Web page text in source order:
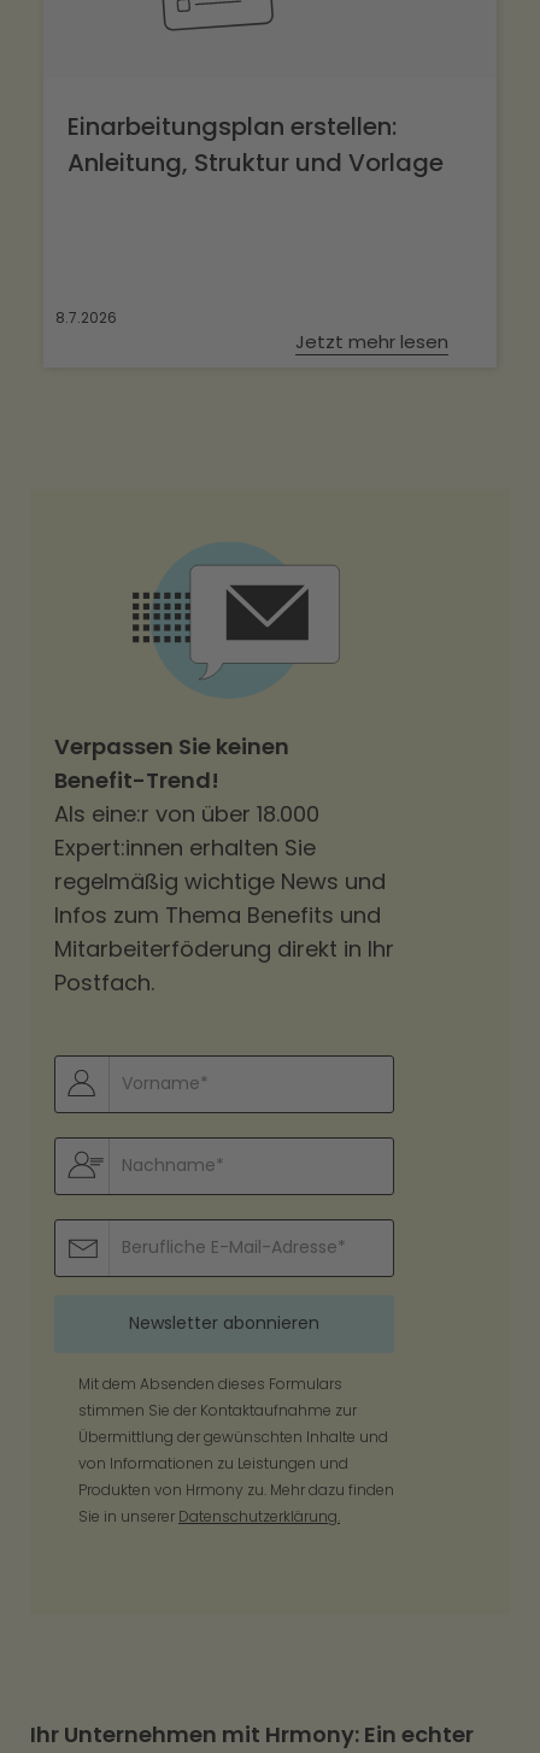
Einarbeitungsplan erstellen:
Anleitung, Struktur und Vorlage
8.7.2026
Jetzt mehr lesen
Verpassen Sie keinen
Benefit-Trend!
Als eine:r von über 18.000
Expert:innen erhalten Sie
regelmäßig wichtige News und
Infos zum Thema Benefits und
Mitarbeiterföderung direkt in Ihr
Postfach.
Mit dem Absenden dieses Formulars
stimmen Sie der Kontaktaufnahme zur
Übermittlung der gewünschten Inhalte und
von Informationen zu Leistungen und
Produkten von Hrmony zu. Mehr dazu finden
Sie in unserer Datenschutzerklärung.
Ihr Unternehmen mit Hrmony: Ein echter